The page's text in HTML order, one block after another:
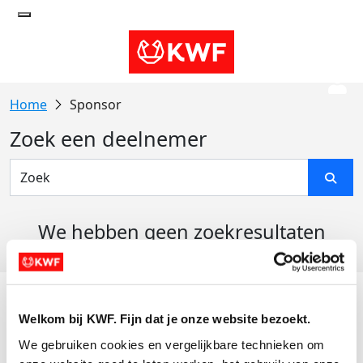
Welkom bij KWF. Fijn dat je onze website bezoekt.
We gebruiken cookies en vergelijkbare technieken om
Sponsor
Zoek een deelnemer
We hebben geen zoekresultaten
Actiematerialen
Evenementen